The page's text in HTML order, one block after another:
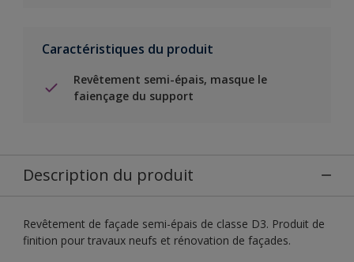
Caractéristiques du produit
Revêtement semi-épais, masque le
faiençage du support
Description du produit
Revêtement de façade semi-épais de classe D3. Produit de
finition pour travaux neufs et rénovation de façades.